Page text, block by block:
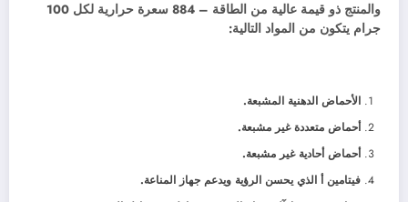
والمنتج ذو قيمة عالية من الطاقة – 884 سعرة حرارية لكل 100
جرام يتكون من المواد التالية:
الأحماض الدهنية المشبعة.
أحماض متعددة غير مشبعة.
أحماض أحادية غير مشبعة.
فيتامين أ الذي يحسن الرؤية ويدعم جهاز المناعة.